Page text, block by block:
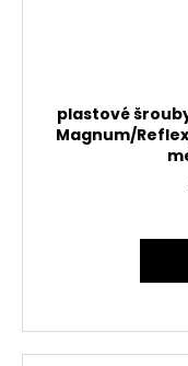
plastové
Magnum/